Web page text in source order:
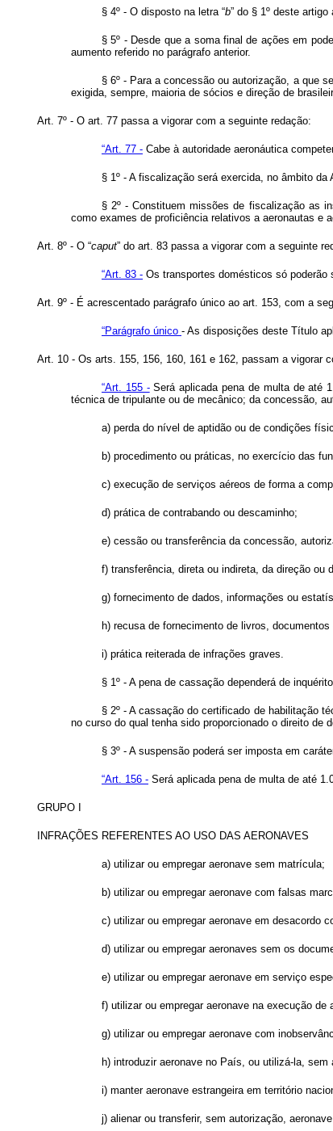
§ 4º - O disposto na letra “b” do § 1º deste
§ 5º - Desde que a soma final de ações em
aumento referido no parágrafo anterior.
§ 6º - Para a concessão ou autorização, a que
exigida, sempre, maioria de sócios e direção de
Art. 7º - O art. 77 passa a vigorar com a seguinte redação:
“Art. 77 - Cabe à autoridade aeronáutica
§ 1º - A fiscalização será exercida, no âmbito
§ 2º - Constituem missões de fiscalização as
como exames de proficiência relativos a aeronautas e
Art. 8º - O “caput” do art. 83 passa a vigorar com a seguinte
“Art. 83 - Os transportes domésticos só poderão
Art. 9º - É acrescentado parágrafo único ao art. 153, com a
“Parágrafo único - As disposições deste Título
Art. 10 - Os arts. 155, 156, 160, 161 e 162, passam a vigorar
“Art. 155 -Será aplicada pena de multa de até
técnica de tripulante ou de mecânico; da concessão,
a) perda do nível de aptidão ou de condições
b) procedimento ou práticas, no exercício das
c) execução de serviços aéreos de forma a
d) prática de contrabando ou descaminho;
e) cessão ou transferência da concessão,
f) transferência, direta ou indireta, da direção ou
g) fornecimento de dados, informações ou
h) recusa de fornecimento de livros,
i) prática reiterada de infrações graves.
§ 1º - A pena de cassação dependerá de
§ 2º - A cassação do certificado de habilitação
no curso do qual tenha sido proporcionado o direito de
§ 3º - A suspensão poderá ser imposta em
“Art. 156 - Será aplicada pena de multa de até
GRUPO I
INFRAÇÕES REFERENTES AO USO DAS AERONAVES
a) utilizar ou empregar aeronave sem matrícula;
b) utilizar ou empregar aeronave com falsas
c) utilizar ou empregar aeronave em desacordo
d) utilizar ou empregar aeronaves sem os
e) utilizar ou empregar aeronave em serviço
f) utilizar ou empregar aeronave na execução
g) utilizar ou empregar aeronave com
h) introduzir aeronave no País, ou utilizá-la, sem
i) manter aeronave estrangeira em território
j) alienar ou transferir, sem autorização,